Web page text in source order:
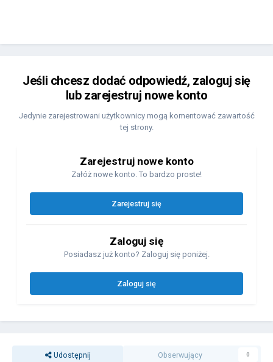
Jeśli chcesz dodać odpowiedź, zaloguj się
lub zarejestruj nowe konto
Jedynie zarejestrowani użytkownicy mogą komentować zawartość
tej strony.
Zarejestruj nowe konto
Załóż nowe konto. To bardzo proste!
Zarejestruj się
Zaloguj się
Posiadasz już konto? Zaloguj się poniżej.
Zaloguj się
Udostępnij Obserwujący 0